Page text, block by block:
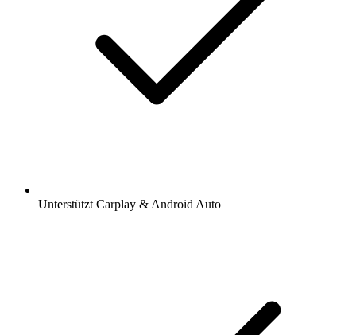
Unterstützt Carplay & Android Auto